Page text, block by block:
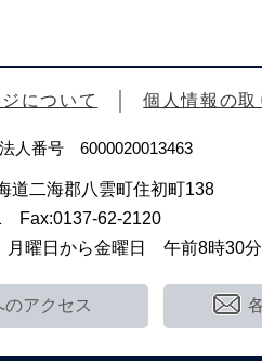
について 個人情報の取
番号 6000020013463
二海郡八雲町住初町138
Fax:0137-62-2120
月曜日から金曜日 午前8時30
のアクセス